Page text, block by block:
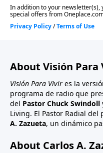
About Visión Para
Visión Para Vivir es la
programa de radio que
del Pastor Chuck Swindoll
Living. El Pastor Radial
A. Zazueta, un dinámico
About Carlos A.